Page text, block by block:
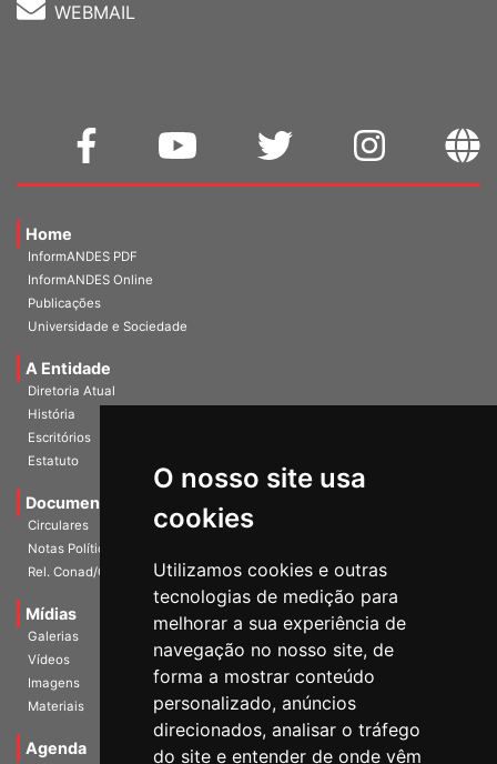
O nosso site usa
cookies
Utilizamos cookies e outras
tecnologias de medição para
melhorar a sua experiência de
navegação no nosso site, de
forma a mostrar conteúdo
personalizado, anúncios
direcionados, analisar o tráfego
do site e entender de onde vêm
WEBMAIL
Home
InformANDES PDF
InformANDES Online
Publicações
Universidade e Sociedade
A Entidade
Diretoria Atual
História
Escritórios
Estatuto
Documentos
Circulares
Notas Políticas
Rel. Conad/Congresso
Mídias
Galerias
Vídeos
Imagens
Materiais
Agenda